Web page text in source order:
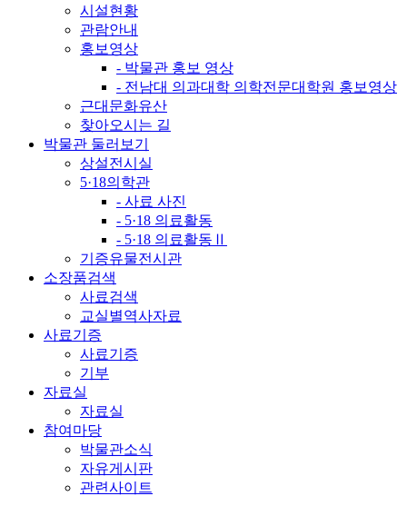
시설현황
관람안내
홍보영상
- 박물관 홍보 영상
- 전남대 의과대학 의학전문대학원 홍보영상
근대문화유산
찾아오시는 길
박물관 둘러보기
상설전시실
5·18의학관
- 사료 사진
- 5·18 의료활동
- 5·18 의료활동Ⅱ
기증유물전시관
소장품검색
사료검색
교실별역사자료
사료기증
사료기증
기부
자료실
자료실
참여마당
박물관소식
자유게시판
관련사이트